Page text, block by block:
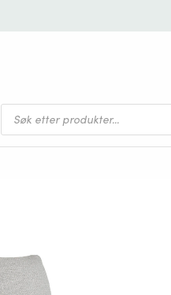
Products
search